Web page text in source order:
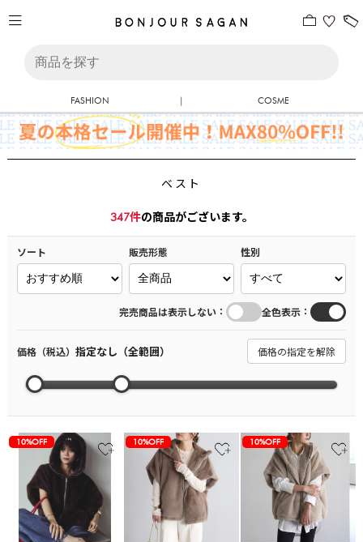
FASHION | COSME
ベスト
347件の商品がございます。
ソート 販売形態 性別
完売商品は表示しない ： 全色表示 ：
価格（税込） 指定なし（全範囲） 価格の指定を解除
10%OFF 10%OFF 10%OFF